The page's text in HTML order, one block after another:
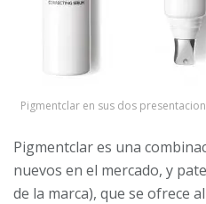
Pigmentclar en sus dos
Pigmentclar es una
nuevos en el mercado, y
de la marca), que se ofrece